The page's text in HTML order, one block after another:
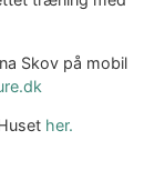
Skov på mobil
her.